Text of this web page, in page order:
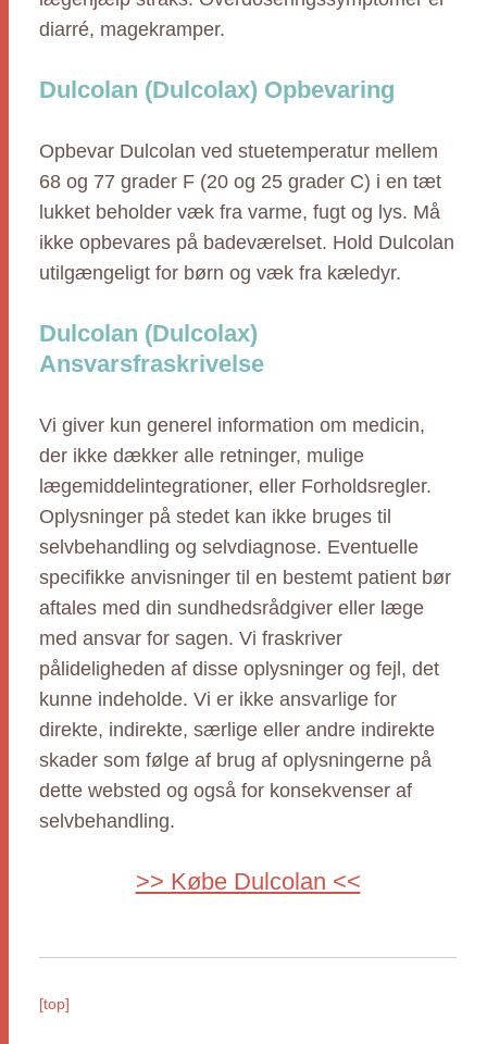
diarré, magekramper.
Dulcolan (Dulcolax) Opbevaring
Opbevar Dulcolan ved stuetemperatur mellem
68 og 77 grader F (20 og 25 grader C) i en tæt
lukket beholder væk fra varme, fugt og lys. Må
ikke opbevares på badeværelset. Hold Dulcolan
utilgængeligt for børn og væk fra kæledyr.
Dulcolan (Dulcolax)
Ansvarsfraskrivelse
Vi giver kun generel information om medicin,
der ikke dækker alle retninger, mulige
lægemiddelintegrationer, eller Forholdsregler.
Oplysninger på stedet kan ikke bruges til
selvbehandling og selvdiagnose. Eventuelle
specifikke anvisninger til en bestemt patient bør
aftales med din sundhedsrådgiver eller læge
med ansvar for sagen. Vi fraskriver
pålideligheden af disse oplysninger og fejl, det
kunne indeholde. Vi er ikke ansvarlige for
direkte, indirekte, særlige eller andre indirekte
skader som følge af brug af oplysningerne på
dette websted og også for konsekvenser af
selvbehandling.
>> Købe Dulcolan <<
[top]